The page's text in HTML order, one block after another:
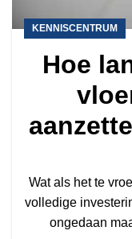
KENNISCENTRUM
Hoe
de
Wat als het te
volledige
ongedaan